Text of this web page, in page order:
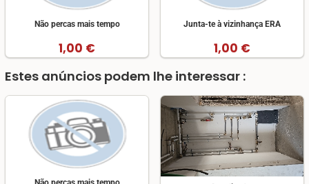
Não percas mais tempo
1,00 €
Junta-te à vizinhança ERA
1,00 €
Estes anúncios podem lhe interessar :